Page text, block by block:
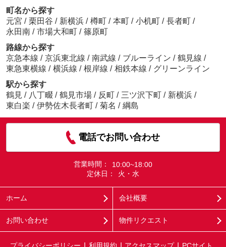
町名から探す
元宮 / 栗田谷 / 新横浜 / 樽町 / 本町 / 小机町 / 長者町 /
永田南 / 市場大和町 / 篠原町
路線から探す
京急本線 / 京浜東北線 / 南武線 / ブルーライン / 鶴見線 /
東急東横線 / 横浜線 / 根岸線 / 相鉄本線 / グリーンライン
駅から探す
鶴見 / 八丁畷 / 鶴見市場 / 反町 / 三ツ沢下町 / 新横浜 /
東白楽 / 伊勢佐木長者町 / 菊名 / 綱島
電話でお問い合わせ
営業時間：
10:00~18:00
定休日：
火・水
ホーム 会社概要
お問い合わせ 物件リクエスト